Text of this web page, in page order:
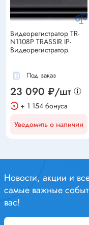
Видеорегистратор TR-
N1108P TRASSIR IP-
Видеорегистратор.
Под заказ
23 090 ₽/шт
+ 1 154 бонуса
Уведомить о наличии
Новости, акции и
самые важные
вас!